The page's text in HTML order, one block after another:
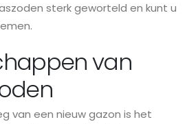
sterk geworteld en kunt u
van
van een nieuw gazon is het